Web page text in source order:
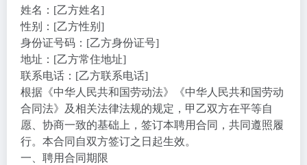
姓名：[乙方姓名]
性别：[乙方性别]
身份证号码：[乙方身份证号]
地址：[乙方常住地址]
联系电话：[乙方联系电话]
根据《中华人民共和国劳动法》《中华人民共和国劳动
合同法》及相关法律法规的规定，甲乙双方在平等自
愿、协商一致的基础上，签订本聘用合同，共同遵照履
行。本合同自双方签订之日起生效。
一、聘用合同期限